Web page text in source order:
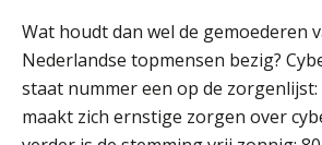
Wat houdt dan wel de gemoederen
Nederlandse topmensen bezig?
staat nummer een op de
maakt zich ernstige zorgen over
Schaalbaar IT-
aan bij het
Govers bouwt
Senior Assistent Accountant –
WEA Deltaland